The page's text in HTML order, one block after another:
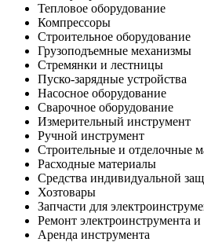
Тепловое оборудование
Компрессоры
Строительное оборудование
Грузоподъемные механизмы
Стремянки и лестницы
Пуско-зарядные устройства
Насосное оборудование
Сварочное оборудование
Измерительный инструмент
Ручной инструмент
Строительные и отделочные
Расходные материалы
Средства индивидуальной
Хозтовары
Запчасти для
Ремонт электроинструмента и
Аренда инструмента